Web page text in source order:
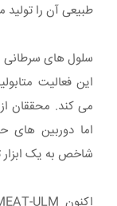
طبیعی آن را تولید
سلول های سرطانی
این فعالیت
می کند. محققان از
اما دوربین های
شاخص به یک ابزار